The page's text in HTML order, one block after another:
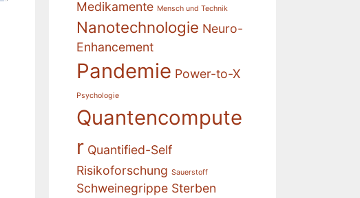
Medikamente Mensch und Technik
Nanotechnologie Neuro-
Enhancement
Pandemie Power-to-X
Psychologie
Quantencompute
r Quantified-Self
Risikoforschung Sauerstoff
Schweinegrippe Sterben